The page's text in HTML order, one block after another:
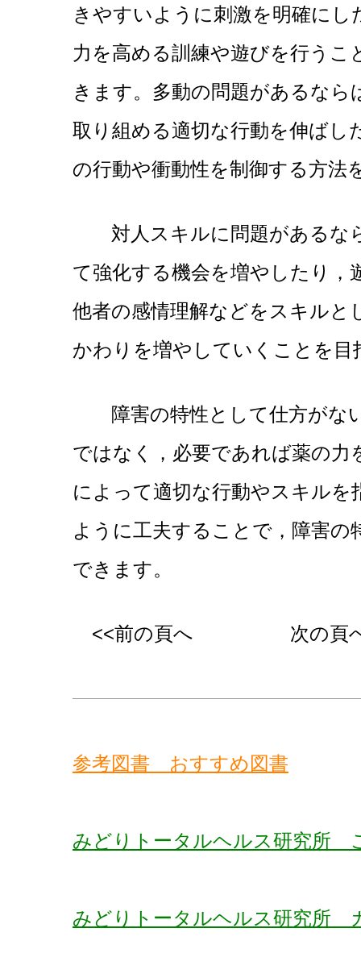
きやすいように刺激を明確に
力を高める訓練や遊びを行う
きます。多動の問題があるな
取り組める適切な行動を伸ば
の行動や衝動性を制御する方法
対人スキルに問題があるな
て強化する機会を増やしたり，
他者の感情理解などをスキルと
かわりを増やしていくことを目
障害の特性として仕方がな
ではなく，必要であれば薬の力
によって適切な行動やスキル
ように工夫することで，障害
できます。
<<前の頁へ 次の頁
参考図書 おすすめ図書
みどりトータルヘルス研究所
みどりトータルヘルス研究所